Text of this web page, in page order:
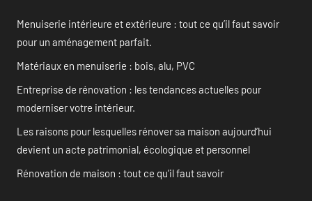
Menuiserie intérieure et extérieure : tout ce qu’il faut savoir
pour un aménagement parfait.
Matériaux en menuiserie : bois, alu, PVC
Entreprise de rénovation : les tendances actuelles pour
moderniser votre intérieur.
Les raisons pour lesquelles rénover sa maison aujourd’hui
devient un acte patrimonial, écologique et personnel
Rénovation de maison : tout ce qu’il faut savoir